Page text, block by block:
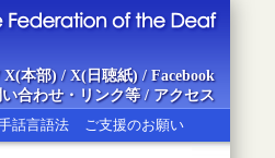
X(本部)/ X(日聴紙)/ Facebook
い合わせ・リンク等/ アクセス
話言語法 ご支援のお願い